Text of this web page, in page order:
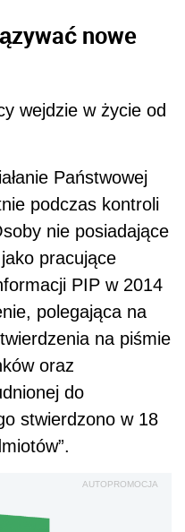
nowe
wejdzie w życie od
Państwowej
podczas kontroli
nie posiadające
pracujące
PIP w 2014
polegająca na
na piśmie
oraz
do
stwierdzono w 18
AUTOPROMOCJA